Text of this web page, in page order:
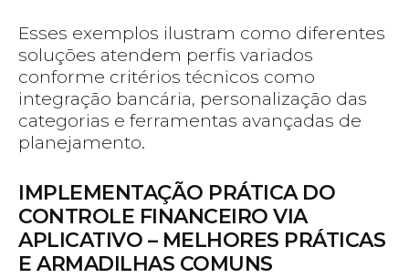
Esses exemplos ilustram como diferentes
soluções atendem perfis variados
conforme critérios técnicos como
integração bancária, personalização das
categorias e ferramentas avançadas de
planejamento.
IMPLEMENTAÇÃO PRÁTICA DO
CONTROLE FINANCEIRO VIA
APLICATIVO – MELHORES PRÁTICAS
E ARMADILHAS COMUNS